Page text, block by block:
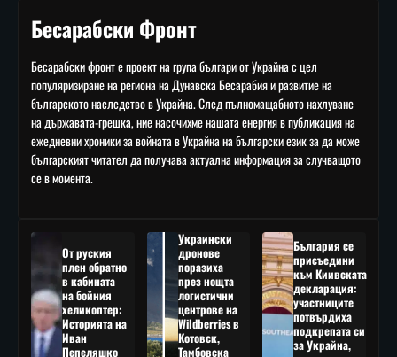
Бесарабски Фронт
Бесарабски фронт е проект на група българи от Украйна с цел
популяризиране на региона на Дунавска Бесарабия и развитие на
българското наследство в Украйна. След пълномащабното нахлуване
на държавата-грешка, ние насочихме нашата енергия в публикация на
ежедневни хроники за войната в Украйна на български език за да може
българският читател да получава актуална информация за случващото
се в момента.
От руския
плен обратно
в кабината
на бойния
хеликоптер:
Историята на
Иван
Пепеляшко
Украински
дронове
поразиха
през нощта
логистични
центрове на
Wildberries в
Котовск,
Тамбовска
България се
присъедини
към Киивската
декларация:
участниците
потвърдиха
подкрепата си
за Украйна,